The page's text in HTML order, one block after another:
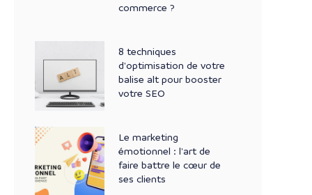
commerce ?
8 techniques
d'optimisation de votre
balise alt pour booster
votre SEO
Le marketing
émotionnel : l'art de
faire battre le cœur de
ses clients